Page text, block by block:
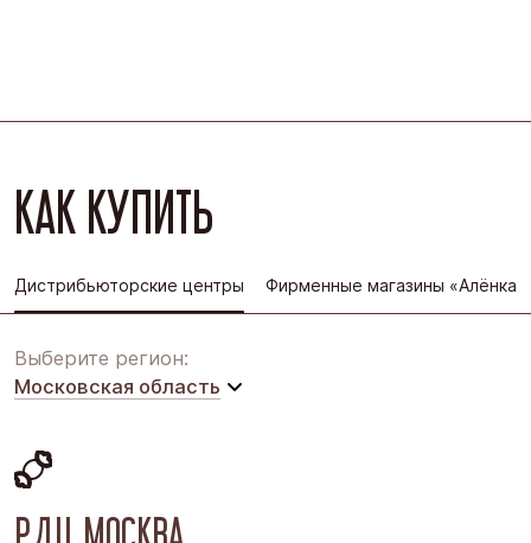
КАК КУПИТЬ
Дистрибьюторские центры Фирменные магазины «Алёнка»
Выберите регион:
Московская область
Восточная Сибирь
Дальний Восток
РДЦ МОСКВА